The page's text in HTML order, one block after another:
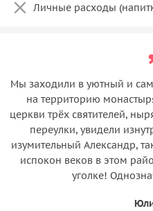
Личные расходы
Мы заходили в уютный и
на территорию
церкви трёх святителей,
переулки, увидели
изумительный Александр,
испокон веков в этом
уголке!